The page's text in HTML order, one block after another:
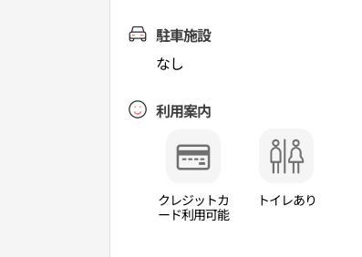
駐車施設
なし
利用案内
クレジットカ
ード利用可能
トイレあり